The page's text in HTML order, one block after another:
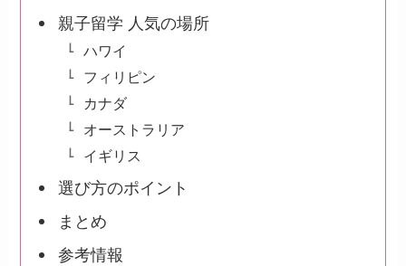
親子留学 人気の場所
ハワイ
フィリピン
カナダ
オーストラリア
イギリス
選び方のポイント
まとめ
参考情報